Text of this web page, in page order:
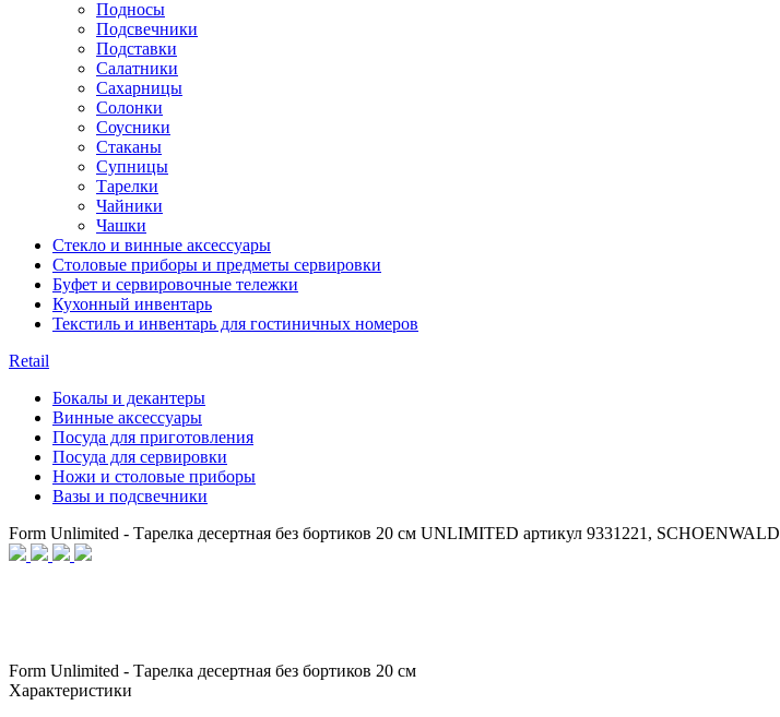
Подносы
Подсвечники
Подставки
Салатники
Сахарницы
Солонки
Соусники
Стаканы
Супницы
Тарелки
Чайники
Чашки
Стекло и винные аксессуары
Столовые приборы и предметы сервировки
Буфет и сервировочные тележки
Кухонный инвентарь
Текстиль и инвентарь для гостиничных номеров
Retail
Бокалы и декантеры
Винные аксессуары
Посуда для приготовления
Посуда для сервировки
Ножи и столовые приборы
Вазы и подсвечники
Form Unlimited - Тарелка десертная без бортиков 20 см UNLIMITED артикул 9331221, SCHOENWALD
Form Unlimited - Тарелка десертная без бортиков 20 см
Характеристики